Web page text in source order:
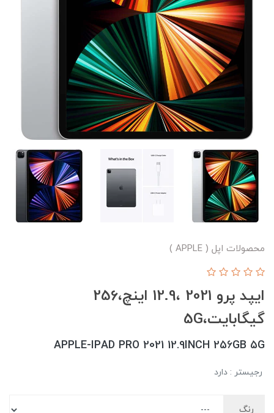
محصولات اپل ( APPLE )
ایپد پرو 2021 ،12.9 اینچ،256
گیگابایت،5G
APPLE-IPAD PRO 2021 12.9INCH 256GB 5G
رجیستر : دارد
رنگ